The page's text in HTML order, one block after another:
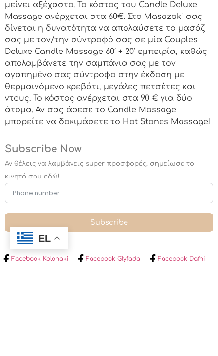
μείνει αξέχαστο. Το κόστος του Candle Deluxe
Massage ανέρχεται στα 60€. Στο Masazaki σας
δίνεται η δυνατότητα να απολαύσετε το μασάζ
σας με τον/την σύντροφό σας σε μία Couples
Deluxe Candle Massage 60′ + 20′ εμπειρία, καθώς
απολαμβάνετε την σαμπάνια σας με τον
αγαπημένο σας σύντροφο στην έκδοση με
θερμαινόμενο κρεβάτι, μεγάλες πετσέτες και
ντους. Το κόστος ανέρχεται στα 90 € για δύο
άτομα. Αν σας άρεσε το Candle Massage
μπορείτε να δοκιμάσετε το Hot Stones Massage!
Subscribe Now
Αν θέλεις να λαμβάνεις super προσφορές, σημείωσε το
κινητό σου εδώ!
Subscribe
Facebook Kolonaki Facebook Glyfada Facebook Dafni
EL